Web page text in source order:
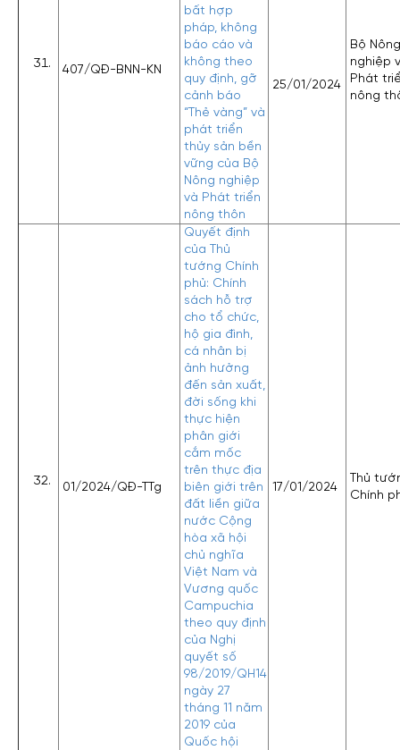
407/QĐ-BNN-KN
bất hợp
pháp, không
báo cáo và
không theo
quy định, gỡ
cảnh báo
“Thẻ vàng” và
phát triển
thủy sản bền
vững của Bộ
Nông nghiệp
và Phát triển
nông thôn
25/01/2024
Bộ Nông
nghiệp
Phát
nông
01/2024/QĐ-TTg
Quyết định
của Thủ
tướng Chính
phủ: Chính
sách hỗ trợ
cho tổ chức,
hộ gia đình,
cá nhân bị
ảnh hưởng
đến sản xuất,
đời sống khi
thực hiện
phân giới
cắm mốc
trên thực địa
biên giới trên
đất liền giữa
nước Cộng
hòa xã hội
chủ nghĩa
Việt Nam và
Vương quốc
Campuchia
theo quy định
của Nghị
quyết số
98/2019/QH14
ngày 27
tháng 11 năm
2019 của
Quốc hội
17/01/2024
Thủ
Chính